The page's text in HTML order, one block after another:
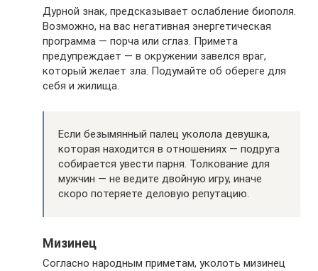
Дурной знак, предсказывает ослабление биополя.
Возможно, на вас негативная энергетическая
программа — порча или сглаз. Примета
предупреждает — в окружении завелся враг,
который желает зла. Подумайте об обереге для
себя и жилища.
Если безымянный палец уколола девушка,
которая находится в отношениях — подруга
собирается увести парня. Толкование для
мужчин — не ведите двойную игру, иначе
скоро потеряете деловую репутацию.
Мизинец
Согласно народным приметам, уколоть мизинец